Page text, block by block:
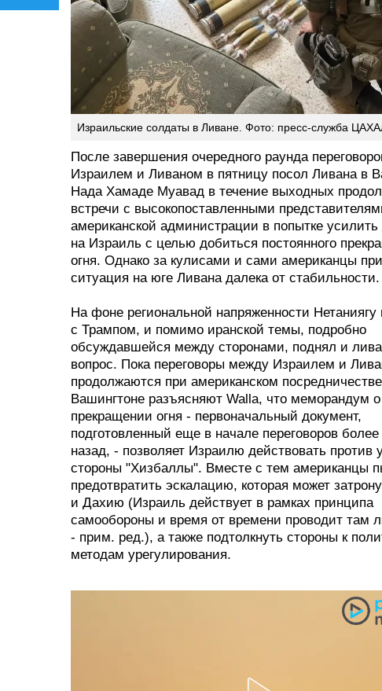
Израильские солдаты в Ливане. Фото: пресс-служба
После завершения очередного раунда
Израилем и Ливаном в пятницу посол Ливана в
Нада Хамаде Муавад в течение выходных
встречи с высокопоставленными
американской администрации в попытке
на Израиль с целью добиться постоянного
огня. Однако за кулисами и сами американцы
ситуация на юге Ливана далека от стабильности.
На фоне региональной напряженности Нетаниягу
с Трампом, и помимо иранской темы, подробно
обсуждавшейся между сторонами, поднял и
вопрос. Пока переговоры между Израилем и
продолжаются при американском
Вашингтоне разъясняют Walla, что меморандум о
прекращении огня - первоначальный документ,
подготовленный еще в начале переговоров
назад, - позволяет Израилю действовать против
стороны "Хизбаллы". Вместе с тем американцы
предотвратить эскалацию, которая может
и Дахию (Израиль действует в рамках принципа
самообороны и время от времени проводит там
- прим. ред.), а также подтолкнуть стороны к
методам урегулирования.